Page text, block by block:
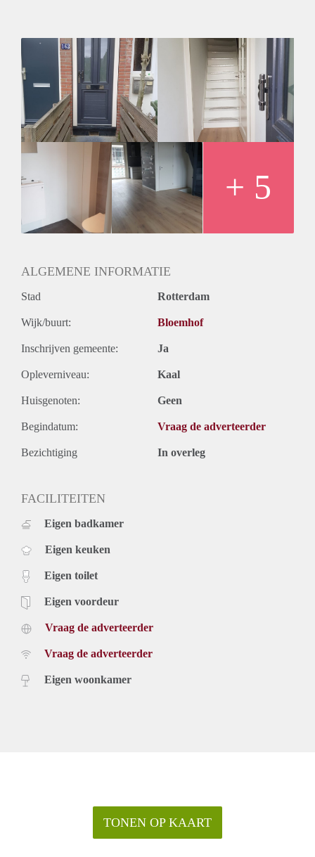
+ 5
ALGEMENE INFORMATIE
Stad Rotterdam
Wijk/buurt: Bloemhof
Inschrijven gemeente: Ja
Opleverniveau: Kaal
Huisgenoten: Geen
Begindatum: Vraag de adverteerder
Bezichtiging In overleg
FACILITEITEN
Eigen badkamer
Eigen keuken
Eigen toilet
Eigen voordeur
Vraag de adverteerder
Vraag de adverteerder
Eigen woonkamer
TONEN OP KAART